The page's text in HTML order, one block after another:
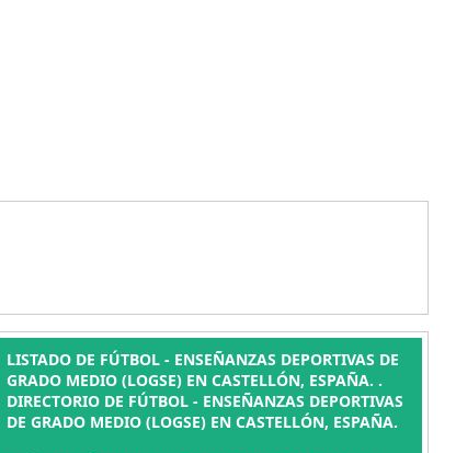
LISTADO DE FÚTBOL - ENSEÑANZAS DEPORTIVAS DE
GRADO MEDIO (LOGSE) EN CASTELLÓN, ESPAÑA. .
DIRECTORIO DE FÚTBOL - ENSEÑANZAS DEPORTIVAS
DE GRADO MEDIO (LOGSE) EN CASTELLÓN, ESPAÑA.